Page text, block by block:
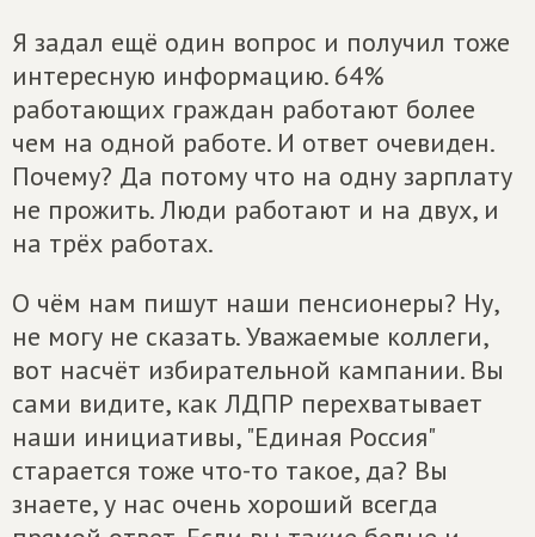
Я задал ещё один вопрос и получил тоже
интересную информацию. 64%
работающих граждан работают более
чем на одной работе. И ответ очевиден.
Почему? Да потому что на одну зарплату
не прожить. Люди работают и на двух, и
на трёх работах.
О чём нам пишут наши пенсионеры? Ну,
не могу не сказать. Уважаемые коллеги,
вот насчёт избирательной кампании. Вы
сами видите, как ЛДПР перехватывает
наши инициативы, "Единая Россия"
старается тоже что-то такое, да? Вы
знаете, у нас очень хороший всегда